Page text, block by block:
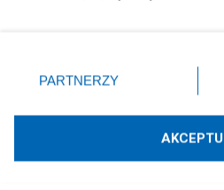
Technologię
zmienić/wycofać klikając
znajdujący się w lewym dolnym
rodzaje przetwarzania danych
użytkownika, ale masz prawo
przetwarzaniu. Preferencje będą
PARTNERZY